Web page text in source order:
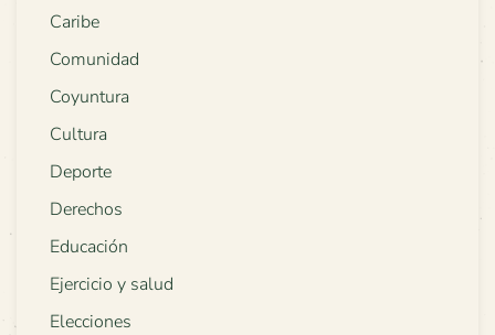
Caribe
Comunidad
Coyuntura
Cultura
Deporte
Derechos
Educación
Ejercicio y salud
Elecciones